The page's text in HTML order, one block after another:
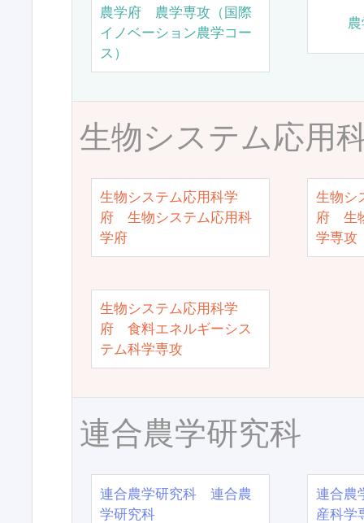
農学府 農学専攻（国際
イノベーション農学コー
ス）
生物システム応用
生物システム応用科学
府 生物システム応用科
学府
生物シ
府 生
学専攻
生物システム応用科学
府 食料エネルギーシス
テム科学専攻
連合農学研究科
連合農学研究科 連合農
学研究科
連合農
産科学